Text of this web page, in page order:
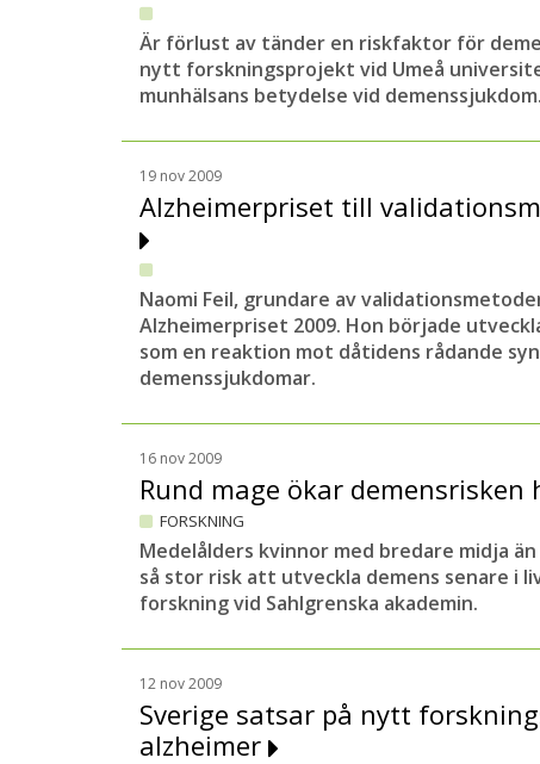
Är förlust av tänder en riskfaktor för
nytt forskningsprojekt vid Umeå
munhälsans betydelse vid demenssjukdom.
19 nov 2009
Alzheimerpriset till
Naomi Feil, grundare av
Alzheimerpriset 2009. Hon började
som en reaktion mot dåtidens rådande
demenssjukdomar.
16 nov 2009
Rund mage ökar demensrisken
FORSKNING
Medelålders kvinnor med bredare midja
så stor risk att utveckla demens senare i
forskning vid Sahlgrenska akademin.
12 nov 2009
Sverige satsar på nytt
alzheimer